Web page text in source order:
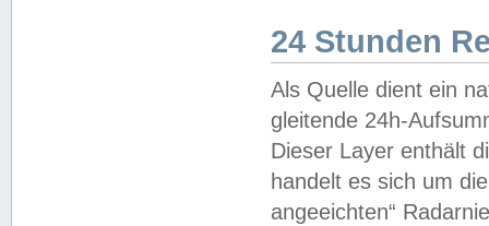
24 Stunden
Als Quelle dient ein
gleitende 24h-
Dieser Layer enthält
handelt es sich um
angeeichten“